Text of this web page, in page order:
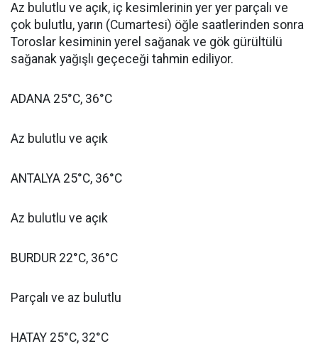
Az bulutlu ve açık, iç kesimlerinin yer yer parçalı ve
çok bulutlu, yarın (Cumartesi) öğle saatlerinden sonra
Toroslar kesiminin yerel sağanak ve gök gürültülü
sağanak yağışlı geçeceği tahmin ediliyor.
ADANA 25°C, 36°C
Az bulutlu ve açık
ANTALYA 25°C, 36°C
Az bulutlu ve açık
BURDUR 22°C, 36°C
Parçalı ve az bulutlu
HATAY 25°C, 32°C